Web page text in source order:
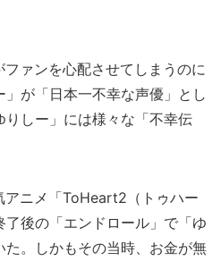
ァンを心配させてしまうのに
が「日本一不幸な声優」とし
しー」には様々な「不幸伝
ニメ「ToHeart2（トゥハー
了後の「エンドロール」で「ゆ
た。しかもその当時、お金が無